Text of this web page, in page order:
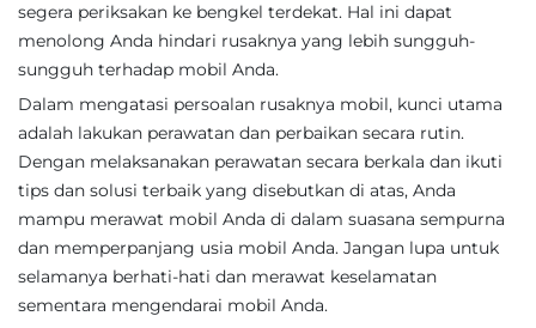
segera periksakan ke bengkel terdekat. Hal ini dapat
menolong Anda hindari rusaknya yang lebih sungguh-
sungguh terhadap mobil Anda.
Dalam mengatasi persoalan rusaknya mobil, kunci utama
adalah lakukan perawatan dan perbaikan secara rutin.
Dengan melaksanakan perawatan secara berkala dan ikuti
tips dan solusi terbaik yang disebutkan di atas, Anda
mampu merawat mobil Anda di dalam suasana sempurna
dan memperpanjang usia mobil Anda. Jangan lupa untuk
selamanya berhati-hati dan merawat keselamatan
sementara mengendarai mobil Anda.